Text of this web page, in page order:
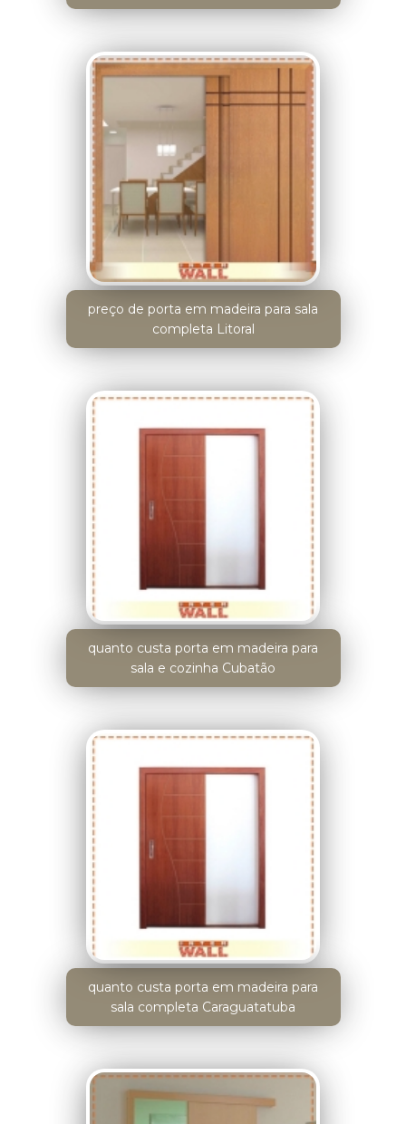
preço de porta em madeira para sala
completa Litoral
quanto custa porta em madeira para
sala e cozinha Cubatão
quanto custa porta em madeira para
sala completa Caraguatatuba